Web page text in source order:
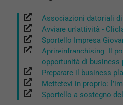
Associazioni datoriali
Avviare un'attività -
Sportello Impresa
Aprireinfranchising. Il
opportunità di business
Preparare il business
Mettetevi in proprio:
Sportello a sostegno